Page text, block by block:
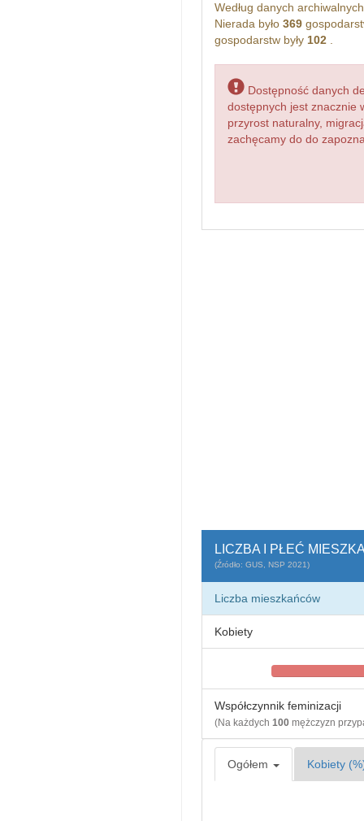
Według danych
Nierada było 369
gospodarstw były 102.
Dostępność danych
dostępnych jest znacznie
przyrost naturalny,
zachęcamy do do
LICZBA I PŁEĆ
(Źródło: GUS, NSP 2021)
Liczba mieszkańców
Kobiety
Współczynnik feminizacji
(Na każdych 100mężczyzn
Ogółem Kobiety